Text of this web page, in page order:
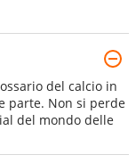
del calcio in
parte. Non si perde
del mondo delle